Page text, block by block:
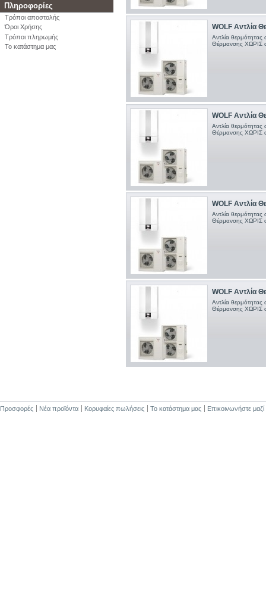
Πληροφορίες
Τρόποι αποστολής
Όροι Χρήσης
Τρόποι πληρωμής
Το κατάστημα μας
WOLF Αντλία
Αντλία θερμότητας
Θέρμανσης ΧΩΡΙΣ
WOLF Αντλία
Αντλία θερμότητας
Θέρμανσης ΧΩΡΙΣ
WOLF Αντλία
Αντλία θερμότητας
Θέρμανσης ΧΩΡΙΣ
WOLF Αντλία
Αντλία θερμότητας
Θέρμανσης ΧΩΡΙΣ
Προσφορές Νέα προϊόντα Κορυφαίες πωλήσεις Το κατάστημα μας Επικοινωνήστε μαζί